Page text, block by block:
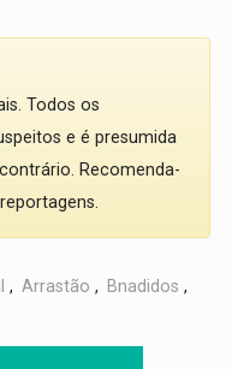
Todos os
e é presumida
Recomenda-
, Arrastão , Bnadidos ,